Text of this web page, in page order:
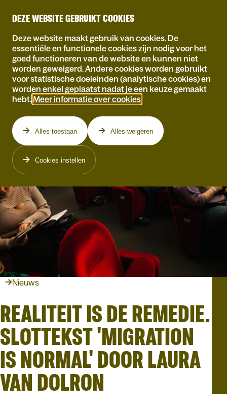
DEZE WEBSITE GEBRUIKT COOKIES
Deze website maakt gebruik van cookies. De
essentiële en functionele cookies zijn nodig voor het
goed functioneren van de website en kunnen niet
worden geweigerd. Andere cookies worden gebruikt
voor statistische doeleinden (analytische cookies) en
worden enkel geplaatst nadat je een keuze gemaakt
hebt. Meer informatie over cookies
Alles toestaan Alles weigeren
Cookies instellen
Nieuws
REALITEIT IS DE REMEDIE.
SLOTTEKST 'MIGRATION
IS NORMAL' DOOR LAURA
VAN DOLRON